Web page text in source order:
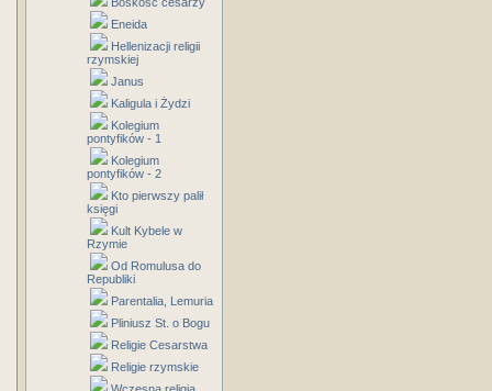
Eneida
Hellenizacji religii
rzymskiej
Janus
Kaligula i Żydzi
Kolegium
pontyfików - 1
Kolegium
pontyfików - 2
Kto pierwszy palił
księgi
Kult Kybele w
Rzymie
Od Romulusa do
Republiki
Parentalia, Lemuria
Pliniusz St. o Bogu
Religie Cesarstwa
Religie rzymskie